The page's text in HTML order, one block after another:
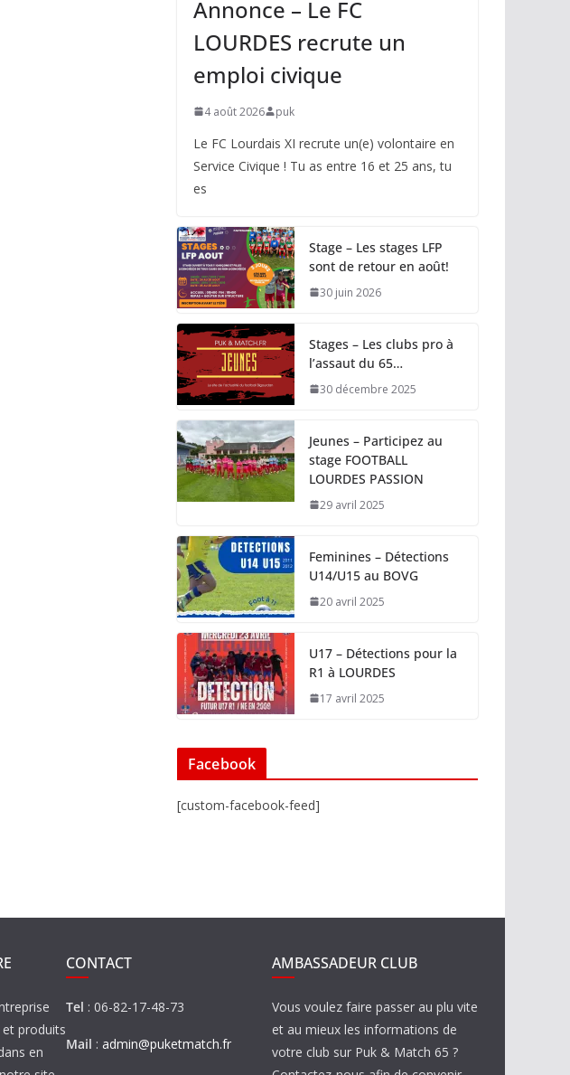
Annonce – Le FC
LOURDES recrute un
emploi civique
4 août 2026 puk
Le FC Lourdais XI recrute un(e) volontaire en
Service Civique ! Tu as entre 16 et 25 ans, tu
es
Stage – Les stages LFP
sont de retour en août!
30 juin 2026
Stages – Les clubs pro à
l’assaut du 65…
30 décembre 2025
Jeunes – Participez au
stage FOOTBALL
LOURDES PASSION
29 avril 2025
Feminines – Détections
U14/U15 au BOVG
20 avril 2025
U17 – Détections pour la
R1 à LOURDES
17 avril 2025
Facebook
[custom-facebook-feed]
et produits
en
CONTACT
Tel : 06-82-17-48-73
Mail : admin@puketmatch.fr
AMBASSADEUR CLUB
Vous voulez faire passer au plu vite
et au mieux les informations de
votre club sur Puk & Match 65 ?